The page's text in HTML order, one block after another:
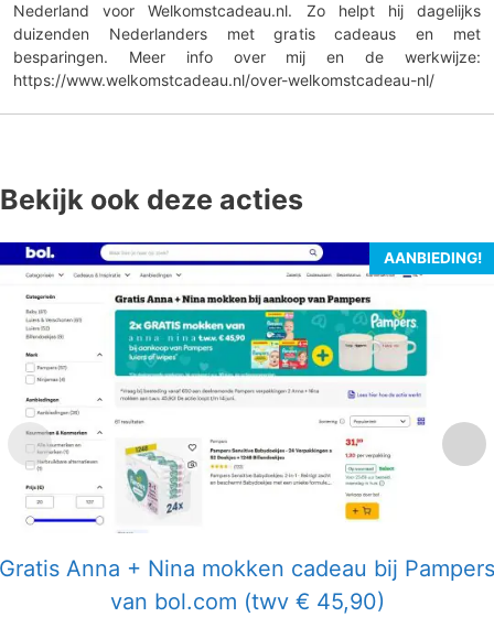
Nederland voor Welkomstcadeau.nl. Zo helpt hij dagelijks
duizenden Nederlanders met gratis cadeaus en met
besparingen. Meer info over mij en de werkwijze:
https://www.welkomstcadeau.nl/over-welkomstcadeau-nl/
Bekijk ook deze acties
AANBIEDING!
Gratis Anna + Nina mokken cadeau bij Pampers
van bol.com (twv € 45,90)